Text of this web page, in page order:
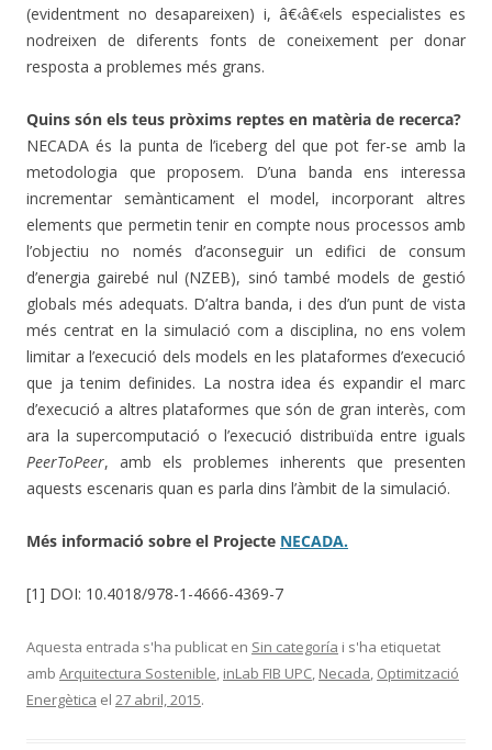
(evidentment no desapareixen) i, â€‹â€‹els especialistes es
nodreixen de diferents fonts de coneixement per donar
resposta a problemes més grans.
Quins són els teus pròxims reptes en matèria de recerca?
NECADA és la punta de l’iceberg del que pot fer-se amb la
metodologia que proposem. D’una banda ens interessa
incrementar semànticament el model, incorporant altres
elements que permetin tenir en compte nous processos amb
l’objectiu no només d’aconseguir un edifici de consum
d’energia gairebé nul (NZEB), sinó també models de gestió
globals més adequats. D’altra banda, i des d’un punt de vista
més centrat en la simulació com a disciplina, no ens volem
limitar a l’execució dels models en les plataformes d’execució
que ja tenim definides. La nostra idea és expandir el marc
d’execució a altres plataformes que són de gran interès, com
ara la supercomputació o l’execució distribuïda entre iguals
PeerToPeer, amb els problemes inherents que presenten
aquests escenaris quan es parla dins l’àmbit de la simulació.
Més informació sobre el Projecte NECADA.
[1] DOI: 10.4018/978-1-4666-4369-7
Aquesta entrada s'ha publicat en Sin categoría i s'ha etiquetat
amb Arquitectura Sostenible, inLab FIB UPC, Necada, Optimització
Energètica el 27 abril, 2015.